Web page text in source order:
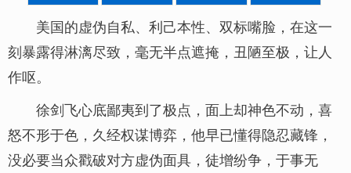
美国的虚伪自私、利己本性、双标嘴脸，在这一
刻暴露得淋漓尽致，毫无半点遮掩，丑陋至极，让人
作呕。
徐剑飞心底鄙夷到了极点，面上却神色不动，喜
怒不形于色，久经权谋博弈，他早已懂得隐忍藏锋，
没必要当众戳破对方虚伪面具，徒增纷争，于事无